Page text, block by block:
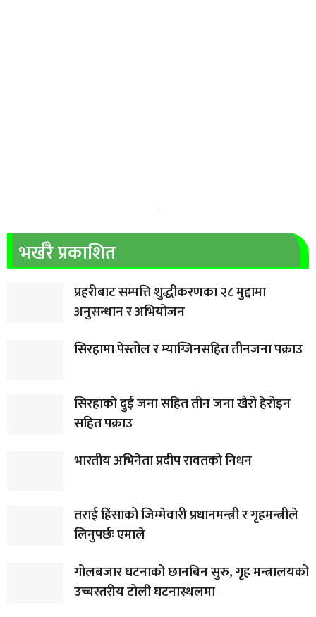
भर्खरै प्रकाशित
प्रहरीबाट सम्पत्ति शुद्धीकरणका २८ मुद्दामा
अनुसन्धान र अभियोजन
सिरहामा पेस्तोल र म्याग्जिनसहित तीनजना पक्राउ
सिरहाकाे दुई जना सहित तीन जना खैरो हेरोइन
सहित पक्राउ
भारतीय अभिनेता प्रदीप रावतको निधन
तराई हिंसाको जिम्मेवारी प्रधानमन्त्री र गृहमन्त्रीले
लिनुपर्छः एमाले
गोलबजार घटनाको छानबिन सुरु, गृह मन्त्रालयको
उच्चस्तरीय टोली घटनास्थलमा